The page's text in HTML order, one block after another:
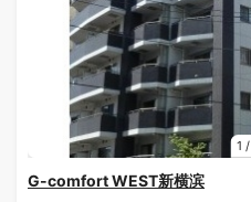
1 /
G-comfort WEST新横滨